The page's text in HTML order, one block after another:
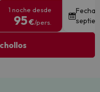
1 noche desde
95€/pers.